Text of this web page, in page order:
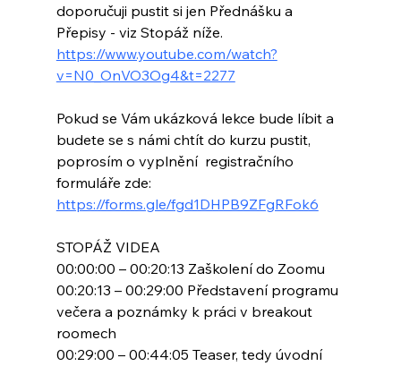
doporučuji pustit si jen Přednášku a
Přepisy - viz Stopáž níže.
https://www.youtube.com/watch?
v=N0_OnVO3Og4&t=2277
Pokud se Vám ukázková lekce bude líbit a
budete se s námi chtít do kurzu pustit,
poprosím o vyplnění  registračního
formuláře zde:
https://forms.gle/fgd1DHPB9ZFgRFok6
STOPÁŽ VIDEA
00:00:00 – 00:20:13 Zaškolení do Zoomu
00:20:13 – 00:29:00 Představení programu
večera a poznámky k práci v breakout
roomech
00:29:00 – 00:44:05 Teaser, tedy úvodní